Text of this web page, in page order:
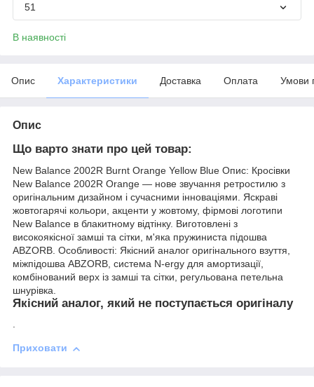
51
В наявності
Опис Характеристики Доставка Оплата Умови
Опис
Що варто знати про цей товар:
New Balance 2002R Burnt Orange Yellow Blue Опис: Кросівки
New Balance 2002R Orange — нове звучання ретростилю з
оригінальним дизайном і сучасними інноваціями. Яскраві
жовтогарячі кольори, акценти у жовтому, фірмові логотипи
New Balance в блакитному відтінку. Виготовлені з
високоякісної замші та сітки, м'яка пружиниста підошва
ABZORB. Особливості: Якісний аналог оригінального взуття,
міжпідошва ABZORB, система N-ergy для амортизації,
комбінований верх із замші та сітки, регульована петельна
шнурівка.
Якісний аналог, який не поступається оригіналу
.
Приховати